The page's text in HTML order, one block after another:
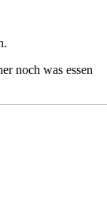
noch was essen